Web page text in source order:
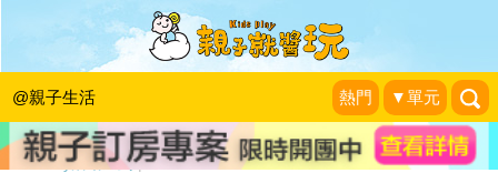
@親子生活 熱門 ▼單元
【讀書共和國 童書團購】限時６８折
起，滿千再折百！學齡前+國小生 新書
推薦！
KidsPlay活動企劃|2021-07-27